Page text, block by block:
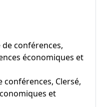
conférences,
économiques et
conférences, Clersé,
et